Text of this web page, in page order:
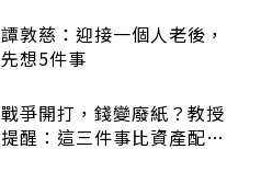
譚敦慈：迎接一個人老後，
先想5件事
戰爭開打，錢變廢紙？教授
提醒：這三件事比資產配置